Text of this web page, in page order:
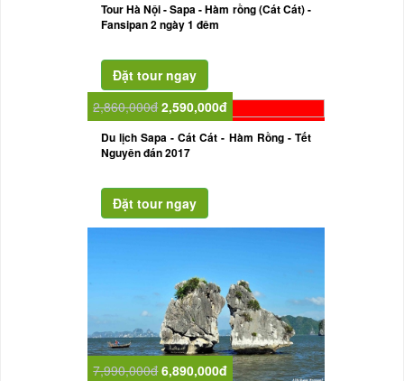
Tour Hà Nội - Sapa - Hàm rồng (Cát Cát) -
Fansipan 2 ngày 1 đêm
2,860,000đ 2,590,000đ
Du lịch Sapa - Cát Cát - Hàm Rồng - Tết
Nguyên đán 2017
7,990,000đ 6,890,000đ